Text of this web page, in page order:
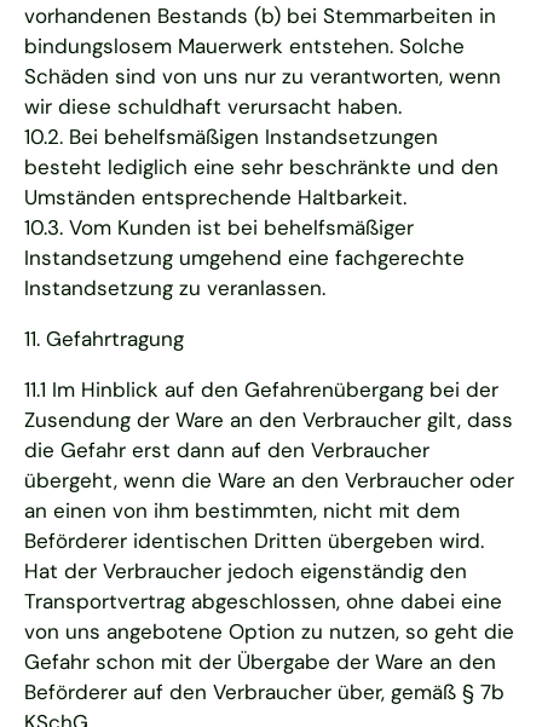
vorhandenen Bestands (b) bei Stemmarbeiten in
bindungslosem Mauerwerk entstehen. Solche
Schäden sind von uns nur zu verantworten, wenn
wir diese schuldhaft verursacht haben.
10.2. Bei behelfsmäßigen Instandsetzungen
besteht lediglich eine sehr beschränkte und den
Umständen entsprechende Haltbarkeit.
10.3. Vom Kunden ist bei behelfsmäßiger
Instandsetzung umgehend eine fachgerechte
Instandsetzung zu veranlassen.
11. Gefahrtragung
11.1 Im Hinblick auf den Gefahrenübergang bei der
Zusendung der Ware an den Verbraucher gilt, dass
die Gefahr erst dann auf den Verbraucher
übergeht, wenn die Ware an den Verbraucher oder
an einen von ihm bestimmten, nicht mit dem
Beförderer identischen Dritten übergeben wird.
Hat der Verbraucher jedoch eigenständig den
Transportvertrag abgeschlossen, ohne dabei eine
von uns angebotene Option zu nutzen, so geht die
Gefahr schon mit der Übergabe der Ware an den
Beförderer auf den Verbraucher über, gemäß § 7b